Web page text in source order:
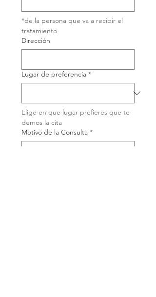
*de la persona que va a recibir el
tratamiento
Dirección
Lugar de preferencia *
Elige en que lugar prefieres que te
demos la cita
Motivo de la Consulta *